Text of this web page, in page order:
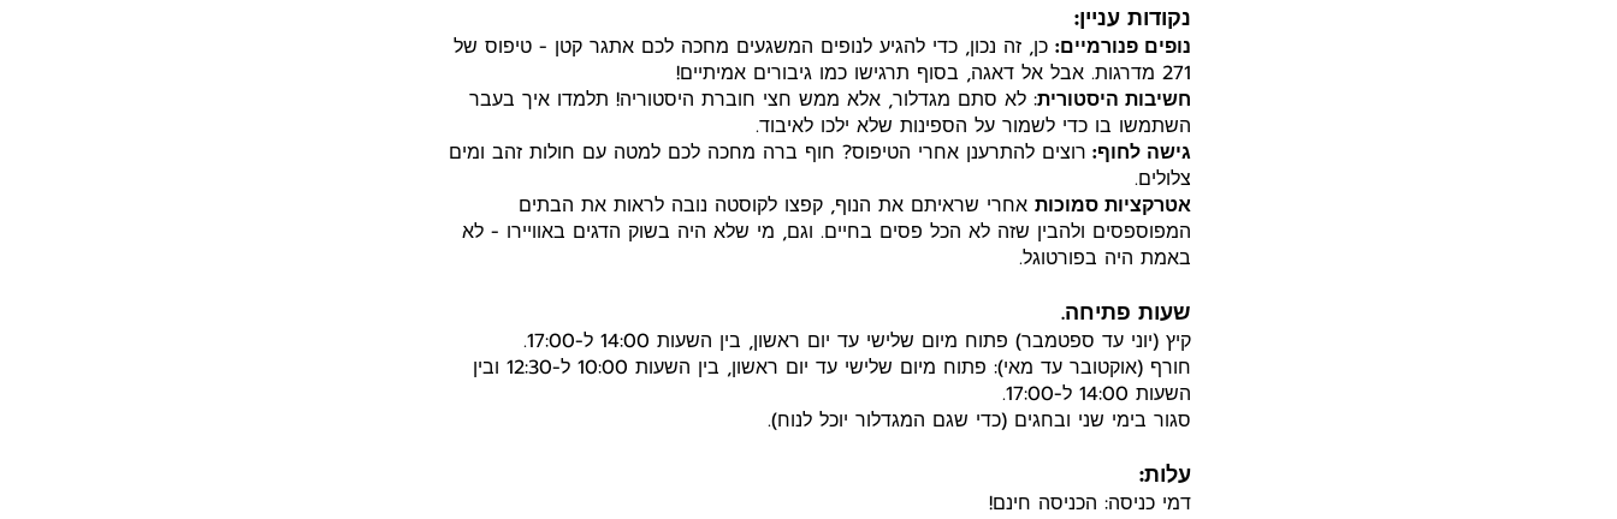
נקודות עניין:
נופים פנורמיים: כן, זה נכון, כדי להגיע לנופים המשגעים מחכה לכם אתגר קטן - טיפוס של
271 מדרגות. אבל אל דאגה, בסוף תרגישו כמו גיבורים אמיתיים!
חשיבות היסטורית: לא סתם מגדלור, אלא ממש חצי חוברת היסטוריה! תלמדו איך בעבר
השתמשו בו כדי לשמור על הספינות שלא ילכו לאיבוד.
גישה לחוף: רוצים להתרענן אחרי הטיפוס? חוף ברה מחכה לכם למטה עם חולות זהב ומים
צלולים.
אטרקציות סמוכות אחרי שראיתם את הנוף, קפצו לקוסטה נובה לראות את הבתים
המפוספסים ולהבין שזה לא הכל פסים בחיים. וגם, מי שלא היה בשוק הדגים באוויירו - לא
באמת היה בפורטוגל.
שעות פתיחה.
קיץ (יוני עד ספטמבר) פתוח מיום שלישי עד יום ראשון, בין השעות 14:00 ל-17:00.
חורף (אוקטובר עד מאי): פתוח מיום שלישי עד יום ראשון, בין השעות 10:00 ל-12:30 ובין
השעות 14:00 ל-17:00.
סגור בימי שני ובחגים (כדי שגם המגדלור יוכל לנוח).
עלות:
דמי כניסה: הכניסה חינם!